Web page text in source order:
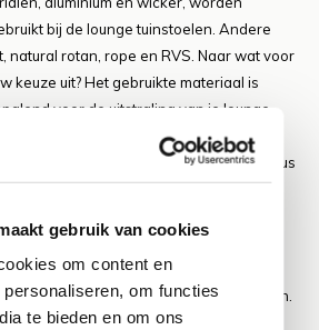
gebruik van cookies
om content en
om functies
te bieden en om ons
bij de lounge tuinstoelen. Andere
natural rotan, rope en RVS. Naar wat voor
keuze uit? Het gebruikte materiaal is
voor de uitstraling van je lounge
situatie is uiteraard dat de lounge
passen. Daarbij moeten de stoelen dus
de uitstraling van je eettafel of
ons uitgebreide assortiment. Wij
prijs garantie voor de lounge tuinstoelen.
tuinstoelen gratis thuis bij je af.